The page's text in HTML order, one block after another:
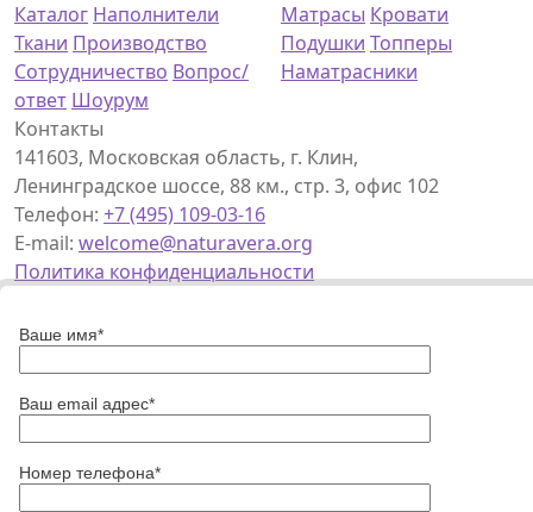
Каталог Наполнители
Ткани Производство
Сотрудничество Вопрос/
ответ Шоурум
Матрасы Кровати
Подушки Топперы
Наматрасники
Контакты
141603, Московская область, г. Клин,
Ленинградское шоссе, 88 км., стр. 3, офис 102
Телефон: +7 (495) 109-03-16
E-mail: welcome@naturavera.org
Политика конфиденциальности
Ваше имя*
Ваш email адрес*
Номер телефона*